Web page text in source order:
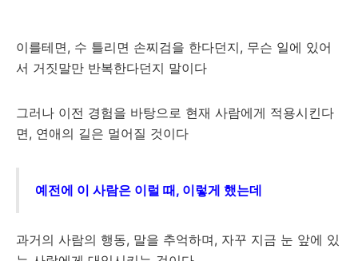
이를테면, 수 틀리면 손찌검을 한다던지, 무슨 일에 있어
서 거짓말만 반복한다던지 말이다
그러나 이전 경험을 바탕으로 현재 사람에게 적용시킨다
면, 연애의 길은 멀어질 것이다
예전에 이 사람은 이럴 때, 이렇게 했는데
과거의 사람의 행동, 말을 추억하며, 자꾸 지금 눈 앞에 있